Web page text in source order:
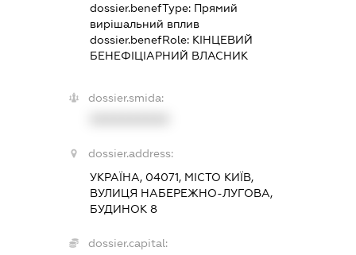
dossier.benefType: Прямий
вирішальний вплив
dossier.benefRole: КІНЦЕВИЙ
БЕНЕФІЦІАРНИЙ ВЛАСНИК
dossier.smida:
dossier.address:
УКРАЇНА, 04071, МІСТО КИЇВ,
ВУЛИЦЯ НАБЕРЕЖНО-ЛУГОВА,
БУДИНОК 8
dossier.capital: